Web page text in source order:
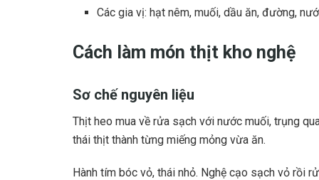
Các gia vị: hạt nêm, muối, dầu ăn, đường,
Cách làm món thịt kho nghệ
Sơ chế nguyên liệu
Thịt heo mua về rửa sạch với nước muối, trụng
thái thịt thành từng miếng mỏng vừa ăn.
Hành tím bóc vỏ, thái nhỏ. Nghệ cạo sạch vỏ rồi